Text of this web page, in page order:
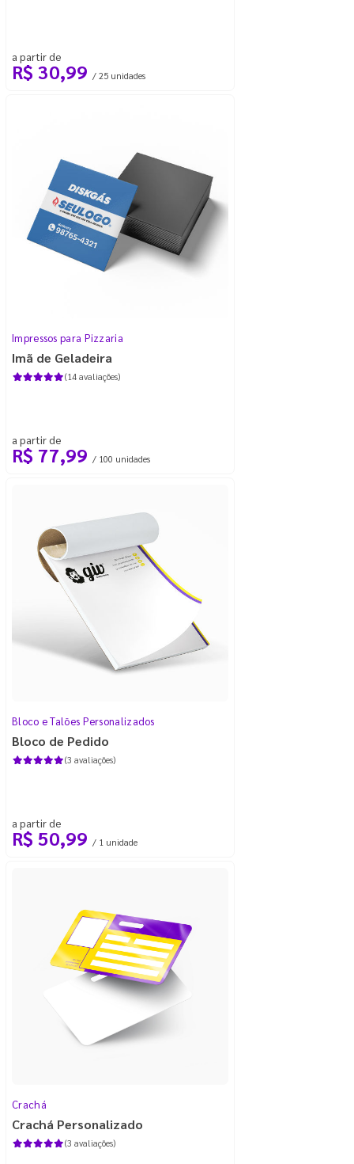
a partir de
R$ 30,99 / 25 unidades
Impressos para Pizzaria
Imã de Geladeira
(14 avaliações)
a partir de
R$ 77,99 / 100 unidades
Bloco e Talões Personalizados
Bloco de Pedido
(3 avaliações)
a partir de
R$ 50,99 / 1 unidade
Crachá
Crachá Personalizado
(3 avaliações)